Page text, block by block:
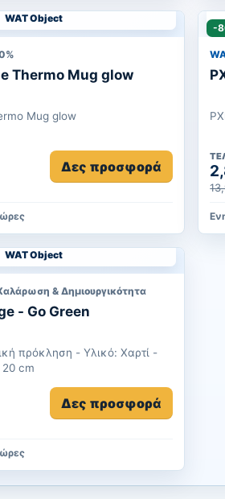
WAT Object
Thermo Mug glow
Mug glow
Δες προσφορά
-
WAT Object
& Δημιουργικότητα
- Go Green
πρόκληση - Υλικό: Χαρτί -
20 cm
Δες προσφορά